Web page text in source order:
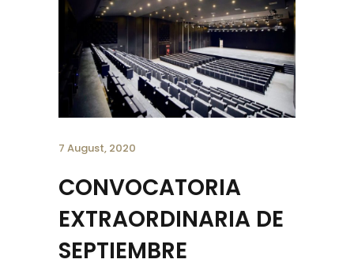
7 August, 2020
CONVOCATORIA
EXTRAORDINARIA DE
SEPTIEMBRE